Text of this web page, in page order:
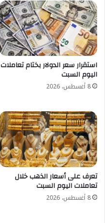
استقرار سعر الدولار بختام تعاملات
اليوم السبت
8 أغسطس، 2026
تعرف على أسعار الذهب خلال
تعاملات اليوم السبت
8 أغسطس، 2026